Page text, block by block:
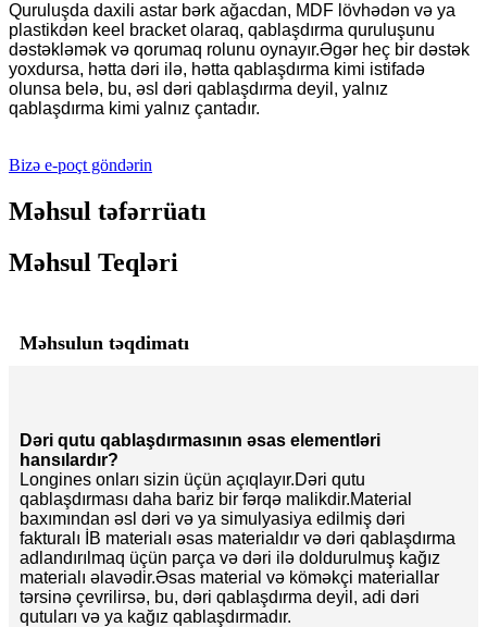
Quruluşda daxili astar bərk ağacdan, MDF lövhədən və ya
plastikdən keel bracket olaraq, qablaşdırma quruluşunu
dəstəkləmək və qorumaq rolunu oynayır.Əgər heç bir dəstək
yoxdursa, hətta dəri ilə, hətta qablaşdırma kimi istifadə
olunsa belə, bu, əsl dəri qablaşdırma deyil, yalnız
qablaşdırma kimi yalnız çantadır.
Bizə e-poçt göndərin
Məhsul təfərrüatı
Məhsul Teqləri
Məhsulun təqdimatı
Dəri qutu qablaşdırmasının əsas elementləri
hansılardır?
Longines onları sizin üçün açıqlayır.Dəri qutu
qablaşdırması daha bariz bir fərqə malikdir.Material
baxımından əsl dəri və ya simulyasiya edilmiş dəri
fakturalı İB materialı əsas materialdır və dəri qablaşdırma
adlandırılmaq üçün parça və dəri ilə doldurulmuş kağız
materialı əlavədir.Əsas material və köməkçi materiallar
tərsinə çevrilirsə, bu, dəri qablaşdırma deyil, adi dəri
qutuları və ya kağız qablaşdırmadır.